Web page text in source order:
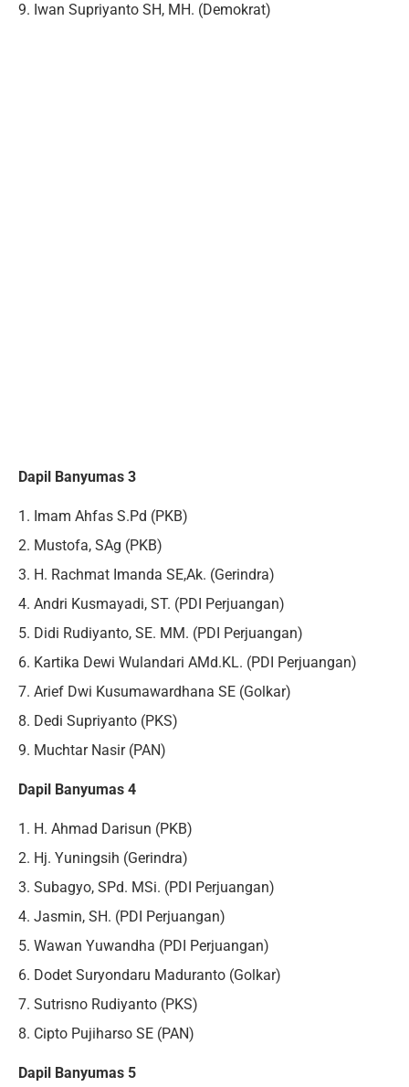
9. Iwan Supriyanto SH, MH. (Demokrat)
Dapil Banyumas 3
1. Imam Ahfas S.Pd (PKB)
2. Mustofa, SAg (PKB)
3. H. Rachmat Imanda SE,Ak. (Gerindra)
4. Andri Kusmayadi, ST. (PDI Perjuangan)
5. Didi Rudiyanto, SE. MM. (PDI Perjuangan)
6. Kartika Dewi Wulandari AMd.KL. (PDI Perjuangan)
7. Arief Dwi Kusumawardhana SE (Golkar)
8. Dedi Supriyanto (PKS)
9. Muchtar Nasir (PAN)
Dapil Banyumas 4
1. H. Ahmad Darisun (PKB)
2. Hj. Yuningsih (Gerindra)
3. Subagyo, SPd. MSi. (PDI Perjuangan)
4. Jasmin, SH. (PDI Perjuangan)
5. Wawan Yuwandha (PDI Perjuangan)
6. Dodet Suryondaru Maduranto (Golkar)
7. Sutrisno Rudiyanto (PKS)
8. Cipto Pujiharso SE (PAN)
Dapil Banyumas 5